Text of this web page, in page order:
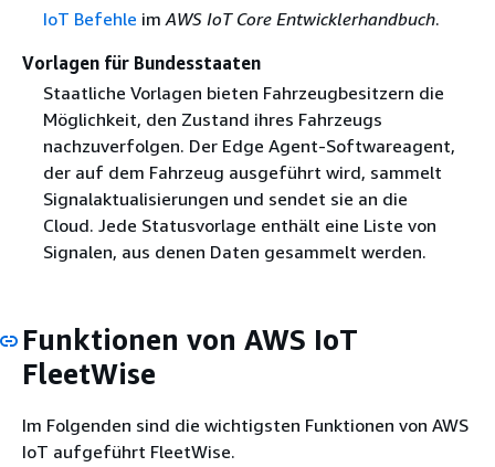
IoT Befehle im AWS IoT Core Entwicklerhandbuch.
Vorlagen für Bundesstaaten
Staatliche Vorlagen bieten Fahrzeugbesitzern die
Möglichkeit, den Zustand ihres Fahrzeugs
nachzuverfolgen. Der Edge Agent-Softwareagent,
der auf dem Fahrzeug ausgeführt wird, sammelt
Signalaktualisierungen und sendet sie an die
Cloud. Jede Statusvorlage enthält eine Liste von
Signalen, aus denen Daten gesammelt werden.
Funktionen von AWS IoT
FleetWise
Im Folgenden sind die wichtigsten Funktionen von AWS
IoT aufgeführt FleetWise.